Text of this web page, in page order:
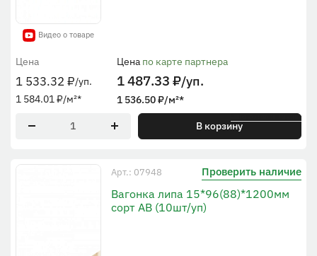
Видео о товаре
Цена
1 533.32 ₽/уп.
1 584.01₽/м²*
Цена по карте партнера
1 487.33 ₽/уп.
1 536.50₽/м²*
* По рабочей ширине
В корзину
Арт.: 07948 Проверить наличие
Вагонка липа 15*96(88)*1200мм
сорт АВ (10шт/уп)